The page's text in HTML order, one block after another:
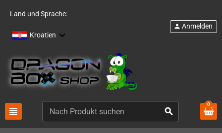
Land und Sprache:
Kroatien
view_headline search
person Anmelden
0